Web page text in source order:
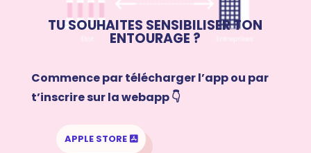
TU SOUHAITES SENSIBILISER TON
ENTOURAGE ?
Commence par télécharger l’app ou par
t’inscrire sur la webapp 👇
APPLE STORE